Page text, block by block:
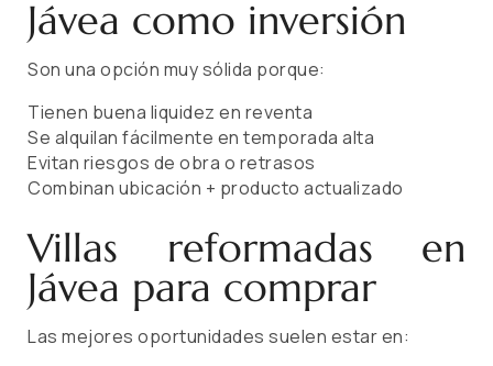
Jávea como inversión
Son una opción muy sólida porque:
Tienen buena liquidez en reventa
Se alquilan fácilmente en temporada alta
Evitan riesgos de obra o retrasos
Combinan ubicación + producto actualizado
Villas reformadas en
Jávea para comprar
Las mejores oportunidades suelen estar en: